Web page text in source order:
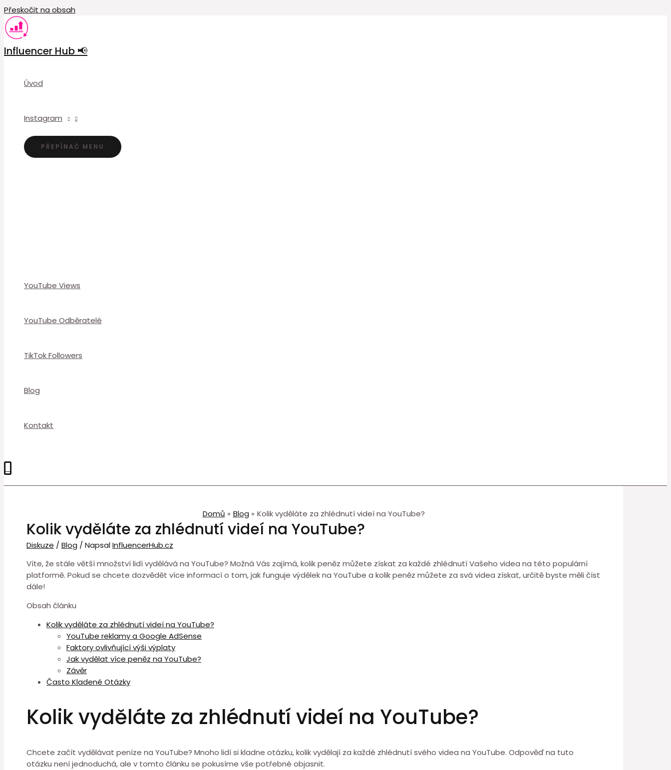
Přeskočit na obsah
Influencer Hub 📢
Úvod
Instagram
PŘEPÍNAČ MENU
YouTube Views
YouTube Odběratelé
TikTok Followers
Blog
Kontakt
Domů Blog Kolik vyděláte za zhlédnutí videí na YouTube?
Kolik vyděláte za zhlédnutí videí na YouTube?
Diskuze / Blog / NapsalInfluencerHub.cz
Víte, že stále větší množství lidí vydělává na YouTube? Možná Vás zajímá, kolik peněz můžete získat za každé zhlédnutí Vašeho videa na této populární
platformě. Pokud se chcete dozvědět více informací o tom, jak funguje výdělek na YouTube a kolik peněz můžete za svá videa získat, určitě byste měli číst
dále!
Obsah článku
Kolik vyděláte za zhlédnutí videí na YouTube?
YouTube reklamy a Google AdSense
Faktory ovlivňující výši výplaty
Jak vydělat více peněz na YouTube?
Závěr
Často Kladené Otázky
Kolik vyděláte za zhlédnutí videí na YouTube?
Chcete začít vydělávat peníze na YouTube? Mnoho lidí si kladne otázku, kolik vydělají za každé zhlédnutí svého videa na YouTube. Odpověď na tuto
otázku není jednoduchá, ale v tomto článku se pokusíme vše potřebné objasnit.